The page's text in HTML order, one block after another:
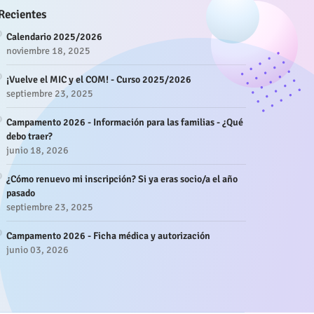
Calendario 2025/2026
noviembre 18, 2025
¡Vuelve el MIC y el COM! - Curso 2025/2026
septiembre 23, 2025
Campamento 2026 - Información para las familias - ¿Qué
debo traer?
junio 18, 2026
¿Cómo renuevo mi inscripción? Si ya eras socio/a el año
pasado
septiembre 23, 2025
Campamento 2026 - Ficha médica y autorización
junio 03, 2026